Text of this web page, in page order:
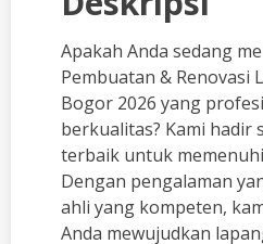
Apakah Anda sedang
Pembuatan & Renovasi
Bogor 2026 yang
berkualitas? Kami hadir
terbaik untuk
Dengan pengalaman
ahli yang kompeten,
Anda mewujudkan